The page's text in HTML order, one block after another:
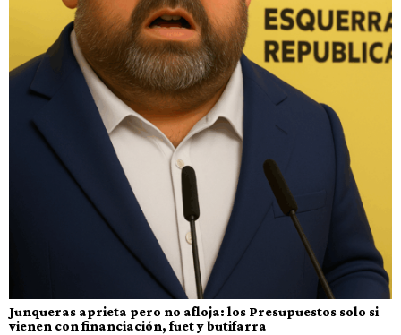
Junqueras aprieta pero no afloja: los Presupuestos solo si
vienen con financiación, fuet y butifarra